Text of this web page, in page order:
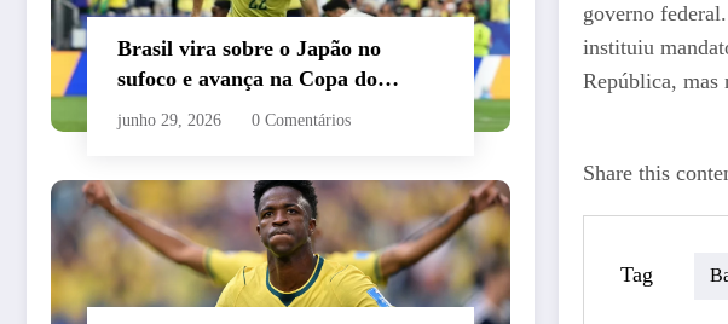
Brasil vira sobre o Japão no
sufoco e avança na Copa do
Mundo de 2026
junho 29, 2026 0 Comentários
governo
instituiu
República, mas
Share this
Tag